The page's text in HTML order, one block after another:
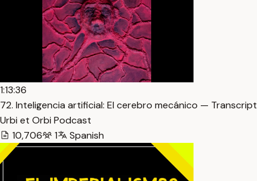
1:13:36
72. Inteligencia artificial: El cerebro mecánico — Transcript
Urbi et Orbi Podcast
10,706
1 Spanish